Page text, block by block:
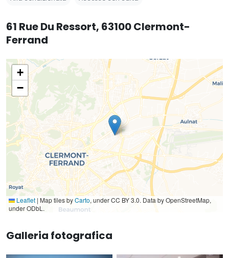
61 Rue Du Ressort, 63100 Clermont-
Ferrand
+
−
Leaflet | Map tiles byCarto, under CC BY 3.0. Data by OpenStreetMap,
under ODbL.
Galleria fotografica